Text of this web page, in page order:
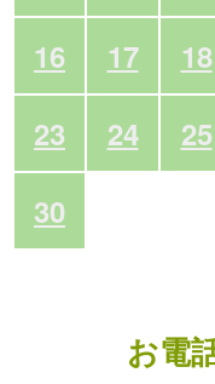
16
17 18
23
24 25
30
お電